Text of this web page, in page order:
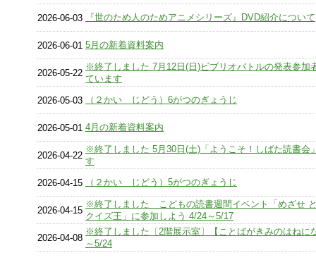
2026-06-03 『世のため人のためアニメシリーズ』DVD紹介について
2026-06-01 5月の新着資料案内
2026-05-22
※終了しました 7月12日(日)ビブリオバトルの発表参加
ています
2026-05-03 （２かい じどう）6がつのぎょうじ
2026-05-01 4月の新着資料案内
2026-04-22
※終了しました 5月30日(土)「ようこそ！しばた読書会
す
2026-04-15 （２かい じどう）5がつのぎょうじ
2026-04-15
※終了しました こどもの読書週間イベント「めざせ
クイズ王」に参加しよう 4/24～5/17
2026-04-08
※終了しました〔2階展示室〕【ことばがきみのはねに
～5/24